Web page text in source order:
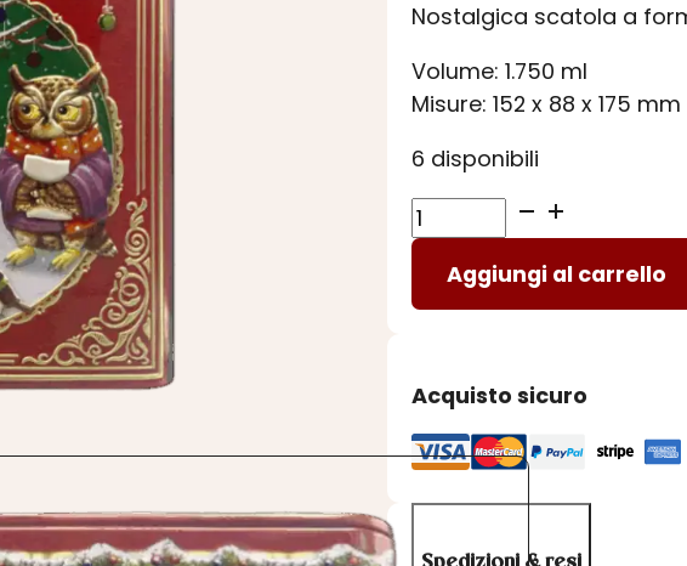
Nostalgica scatola a
Volume: 1.750 ml
Misure: 152 x 88 x 175 mm
6 disponibili
LATTA
CHRISTMAS
SONG
ROSSA
Aggiungi al carrello
Acquisto sicuro